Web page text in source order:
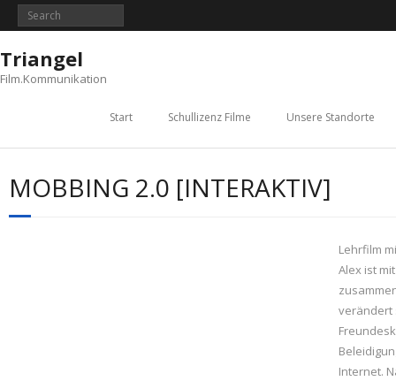
Triangel
Film.Kommunikation
Start Schullizenz Filme Unsere Standorte
MOBBING 2.0 [INTERAKTIV]
Lehrfilm
Alex ist
verändert
Internet.